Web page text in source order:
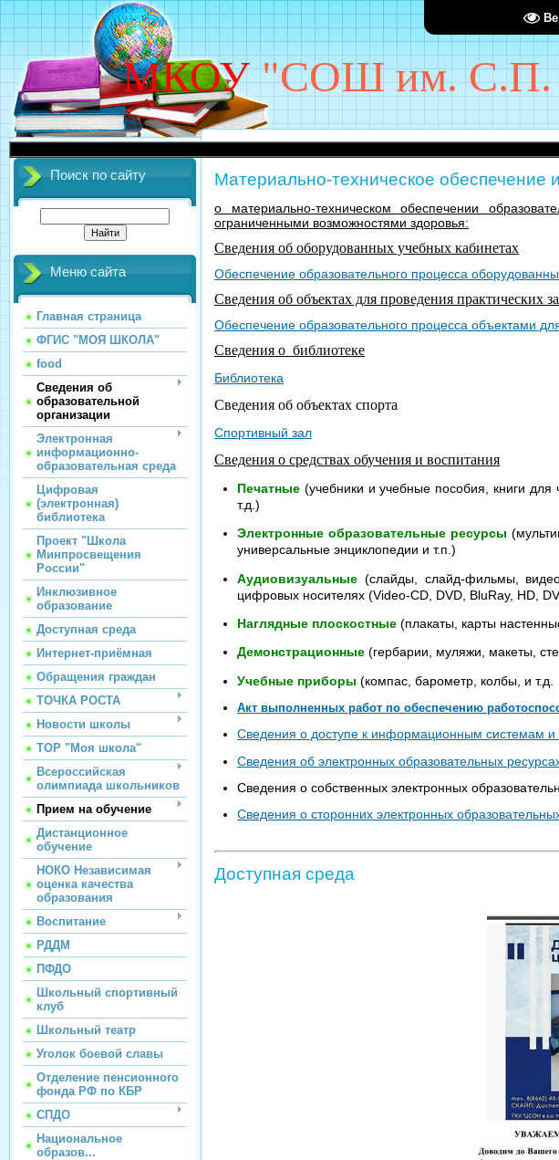
МКОУ "СОШ им. С.П.
Поиск по сайту
Меню сайта
Главная страница
ФГИС "МОЯ ШКОЛА"
food
Сведения об
образовательной
организации
Электронная
информационно-
образовательная среда
Цифровая
(электронная)
библиотека
Проект "Школа
Минпросвещения
России"
Инклюзивное
образование
Доступная среда
Интернет-приёмная
Обращения граждан
ТОЧКА РОСТА
Новости школы
ТОР "Моя школа"
Всероссийская
олимпиада школьников
Прием на обучение
Дистанционное
обучение
НОКО Независимая
оценка качества
образования
Воспитание
РДДМ
ПФДО
Школьный спортивный
клуб
Школьный театр
Уголок боевой славы
Отделение пенсионного
фонда РФ по КБР
СПДО
Национальное
образов...
Материально-техническое обеспечение
о материально-техническом обеспечении
ограниченными возможностями здоровья:
Сведения об оборудованных учебных кабинетах
Обеспечение образовательного процесса
Сведения об объектах для проведения практических
Обеспечение образовательного процесса объектами
Сведения о библиотеке
Библиотека
Сведения об объектах спорта
Спортивный зал
Сведения о средствах обучения и воспитания
Печатные (учебники и учебные пособия, книги
т.д.)
Электронные образовательные ресурсы
универсальные энциклопедии и т.п.)
Аудиовизуальные (слайды, слайд-фильмы,
цифровых носителях (Video-CD, DVD, BluRay, HD,
Наглядные плоскостные (плакаты, карты
Демонстрационные (гербарии, муляжи, макеты,
Учебные приборы (компас, барометр, колбы, и т.д.
Акт выполненных работ по обеспечению
Сведения о доступе к информационным системам
Сведения об электронных образовательных
Сведения о собственных электронных
Сведения о сторонних электронных
Доступная среда